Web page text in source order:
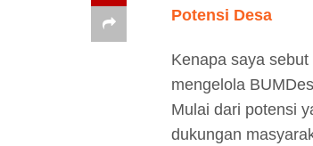
Potensi Desa
Kenapa saya
mengelola
Mulai dari potensi
dukungan